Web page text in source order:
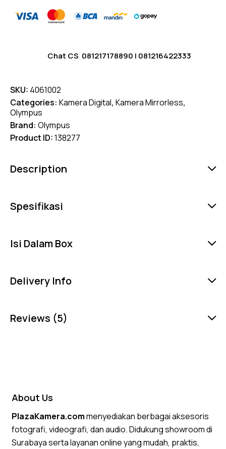
Chat CS 081217178890 | 081216422333
SKU: 4061002
Categories: Kamera Digital, Kamera Mirrorless,
Olympus
Brand: Olympus
Product ID:138277
Description
Spesifikasi
Isi Dalam Box
Delivery Info
Reviews (5)
About Us
PlazaKamera.commenyediakan berbagai aksesoris
fotografi, videografi, dan audio. Didukung showroom di
Surabaya serta layanan online yang mudah, praktis,